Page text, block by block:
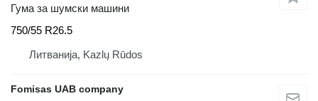
Гума за шумски машини
750/55 R26.5
Литванија, Kazlų Rūdos
Fomisas UAB company